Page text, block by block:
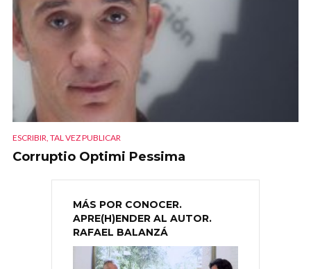
ESCRIBIR, TAL VEZ PUBLICAR
Corruptio Optimi Pessima
MÁS POR CONOCER.
APRE(H)ENDER AL AUTOR.
RAFAEL BALANZÁ